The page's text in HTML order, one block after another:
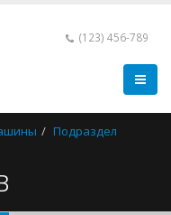
(123) 456-789
Подраздел